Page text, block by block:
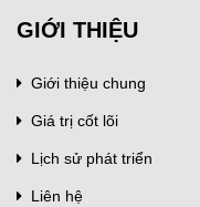
GIỚI THIỆU
Giới thiệu chung
Giá trị cốt lõi
Lịch sử phát triển
Liên hệ